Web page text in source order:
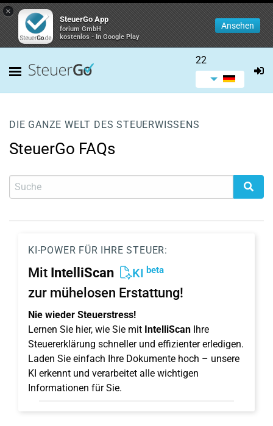
×
SteuerGo App
forium GmbH
kostenlos - In Google Play
Ansehen
22
DIE GANZE WELT DES STEUERWISSENS
SteuerGo FAQs
KI-POWER FÜR IHRE STEUER:
Mit IntelliScan KI beta
zur mühelosen Erstattung!
Nie wieder Steuerstress!
Lernen Sie hier, wie Sie mit IntelliScan Ihre
Steuererklärung schneller und effizienter erledigen.
Laden Sie einfach Ihre Dokumente hoch – unsere
KI erkennt und verarbeitet alle wichtigen
Informationen für Sie.